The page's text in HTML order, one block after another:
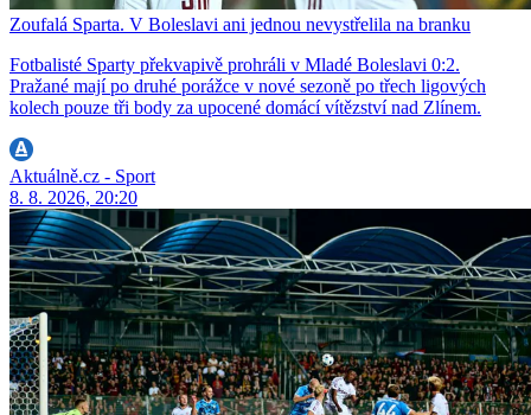
Zoufalá Sparta. V Boleslavi ani jednou nevystřelila na branku
Fotbalisté Sparty překvapivě prohráli v Mladé Boleslavi 0:2.
Pražané mají po druhé porážce v nové sezoně po třech ligových
kolech pouze tři body za upocené domácí vítězství nad Zlínem.
Aktuálně.cz - Sport
8. 8. 2026, 20:20